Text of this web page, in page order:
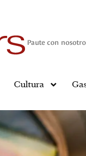
Paute con
Cultura